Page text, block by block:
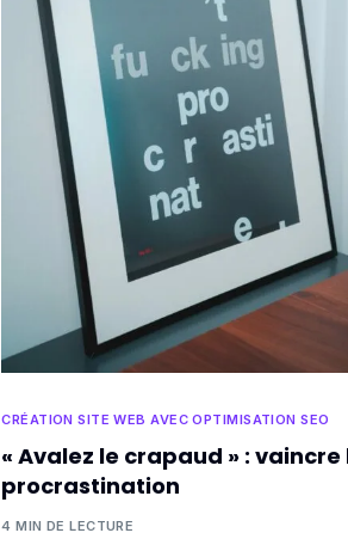
CRÉATION SITE WEB AVEC OPTIMISATION SEO
« Avalez le crapaud » : vaincre
procrastination
4 MIN DE LECTURE